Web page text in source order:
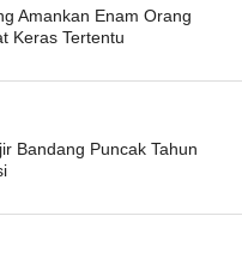
Amankan Enam Orang
Keras Tertentu
Bandang Puncak Tahun